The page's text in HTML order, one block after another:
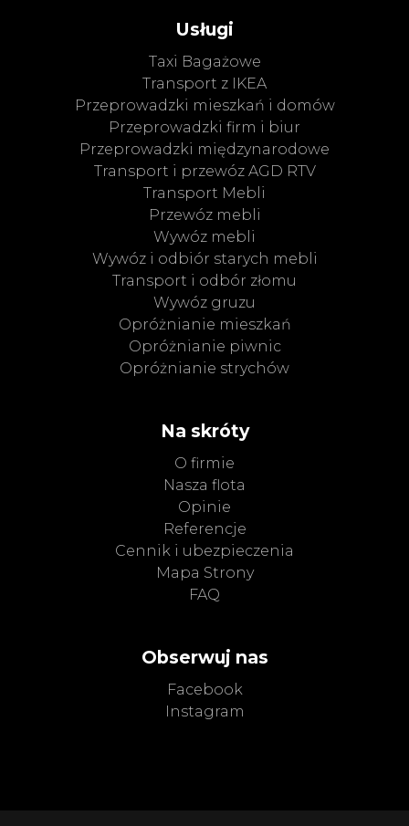
Usługi
Taxi Bagażowe
Transport z IKEA
Przeprowadzki mieszkań i domów
Przeprowadzki firm i biur
Przeprowadzki międzynarodowe
Transport i przewóz AGD RTV
Transport Mebli
Przewóz mebli
Wywóz mebli
Wywóz i odbiór starych mebli
Transport i odbór złomu
Wywóz gruzu
Opróżnianie mieszkań
Opróżnianie piwnic
Opróżnianie strychów
Na skróty
O firmie
Nasza flota
Opinie
Referencje
Cennik i ubezpieczenia
Mapa Strony
FAQ
Obserwuj nas
Facebook
Instagram